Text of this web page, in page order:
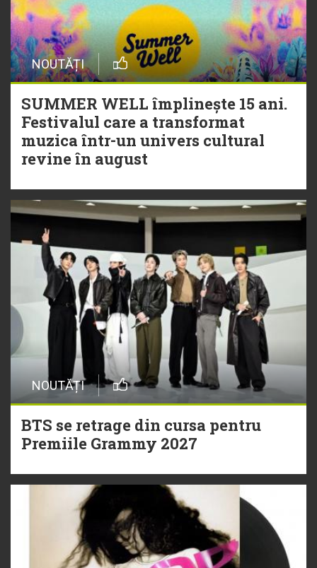
NOUTĂȚI
SUMMER WELL împlinește 15 ani.
Festivalul care a transformat
muzica într-un univers cultural
revine în august
NOUTĂȚI
BTS se retrage din cursa pentru
Premiile Grammy 2027